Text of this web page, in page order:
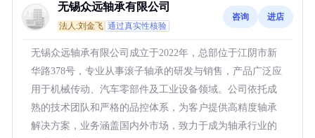
无锡众远轴承有限公司
法人:刘金飞 通过真实性核验
咨询 进店
无锡众远轴承有限公司成立于2022年，总部位于江阴市新
华路378号，专业从事滚子轴承的研发与销售，产品广泛应
用于机械传动、汽车零部件及工业设备领域。公司依托成
熟的技术团队和严格的品控体系，为客户提供高精度轴承
解决方案，业务涵盖国内外市场，致力于成为轴承行业的